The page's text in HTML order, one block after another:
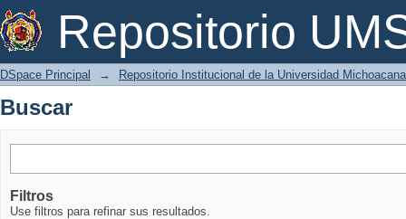
Repositorio
Buscar
DSpace Principal → Repositorio Institucional de la Universidad
Buscar
Filtros
Use filtros para refinar sus resultados.